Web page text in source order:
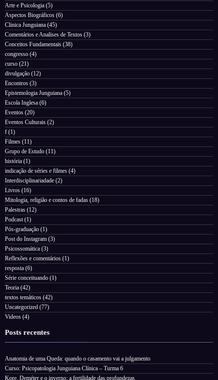
Arte e Psicologia (5)
Aspectos Biográficos (6)
Clinica Junguiana (45)
Comentários e Analises de Textos (3)
Conceitos Fundamentais (38)
congresso (4)
curso (21)
divulgação (12)
Encontros (3)
Epistemologia Junguiana (5)
Escola Inglesa (6)
Eventos (20)
Eventos Culturais (2)
f (1)
Filmes (11)
Grupo de Estudo (11)
história (1)
indicação de séries e filmes (4)
Interdisciplinariadade (2)
Livros (16)
Mitologia, religião e contos de fadas (18)
Palestras (12)
Podcast(1)
Pós-graduação (1)
Post do Instagram (3)
Psicossomática (3)
Reflexões e comentários (1)
resposta (6)
Série conceituando (1)
Teoria (42)
textos temáticos (42)
Uncategorized (77)
Videos (4)
Posts recentes
Anatomia de uma Queda: quando o casamento vai a julgamento
Curso: Psicopatologia Junguiana Clínica – Turma 6
Kore, Deméter e o inverno: a fertilidade das profundezas